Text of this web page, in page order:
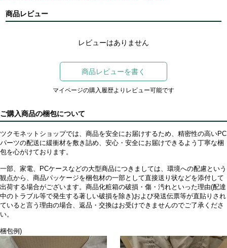
商品レビュー
レビューはありません
商品レビューを書く
マイページの購入履歴よりレビュー可能です
ご購入商品の梱包について
ツクモネットショップでは、商品を安全にお届けするため、精密性の高いPC
パーツの配送に緩衝材を敷き詰め、安心・安全にお届けできるよう丁寧な梱
包を心がけております。
一部、家電、PCケースなどの大型商品につきましては、環境への配慮という
観点から、商品パッケージを梱包材の一部として直接送り状などを添付して
出荷する場合がございます。商品化粧箱の破損・傷・汚れといった理由(配達
中のトラブル等で発生する著しい破損を除き)および発送伝票等が直貼りされ
ていると言う理由の場合、返品・交換はお受けできませんのでご了承くださ
い。
梱包例)